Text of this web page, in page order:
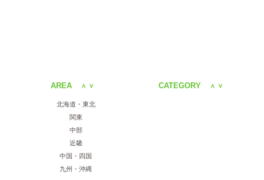
AREA ＜ ＞
北海道・東北
関東
中部
近畿
中国・四国
九州・沖縄
CATEGORY ＜ ＞